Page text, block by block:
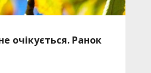
очікується. Ранок